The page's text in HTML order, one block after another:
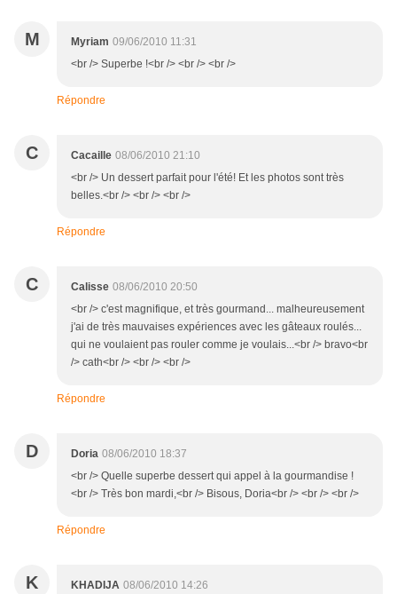
M Myriam 09/06/2010 11:31
<br /> Superbe !<br /> <br /> <br />
Répondre
C Cacaille 08/06/2010 21:10
<br /> Un dessert parfait pour l'été! Et les photos sont très
belles.<br /> <br /> <br />
Répondre
C Calisse 08/06/2010 20:50
<br /> c'est magnifique, et très gourmand... malheureusement
j'ai de très mauvaises expériences avec les gâteaux roulés...
qui ne voulaient pas rouler comme je voulais...<br /> bravo<br
/> cath<br /> <br /> <br />
Répondre
D Doria 08/06/2010 18:37
<br /> Quelle superbe dessert qui appel à la gourmandise !
<br /> Très bon mardi,<br /> Bisous, Doria<br /> <br /> <br />
Répondre
K KHADIJA 08/06/2010 14:26